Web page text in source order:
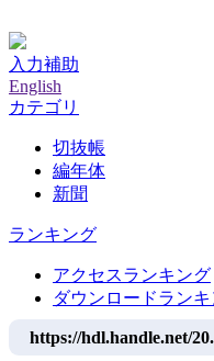
入力補助
English
カテゴリ
切抜帳
編年体
新聞
ランキング
アクセスランキング
ダウンロードラン
https://hdl.handle.net/